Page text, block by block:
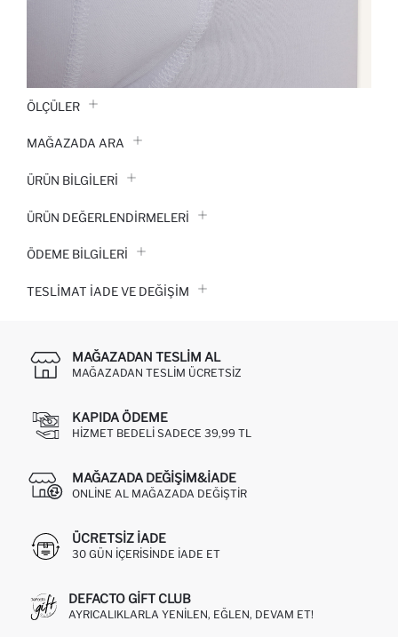
ÖLÇÜLER
MAĞAZADA ARA
ÜRÜN BILGILERI
ÜRÜN DEĞERLENDİRMELERİ
ÖDEME BİLGİLERİ
TESLIMAT İADE VE DEĞIŞIM
MAĞAZADAN TESLIM AL
MAĞAZADAN TESLIM ÜCRETSIZ
KAPIDA ÖDEME
HIZMET BEDELI SADECE 39,99 TL
MAĞAZADA DEĞIŞIM&İADE
ONLINE AL MAĞAZADA DEĞIŞTIR
ÜCRETSIZ IADE
30 GÜN IÇERISINDE IADE ET
DEFACTO GIFT CLUB
AYRICALIKLARLA YENILEN, EĞLEN, DEVAM ET!